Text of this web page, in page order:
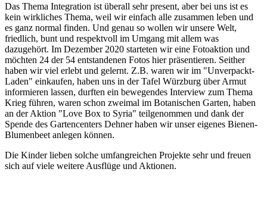
Das Thema Integration ist überall sehr present, aber bei uns ist es
kein wirkliches Thema, weil wir einfach alle zusammen leben und
es ganz normal finden. Und genau so wollen wir unsere Welt,
friedlich, bunt und respektvoll im Umgang mit allem was
dazugehört. Im Dezember 2020 starteten wir eine Fotoaktion und
möchten 24 der 54 entstandenen Fotos hier präsentieren. Seither
haben wir viel erlebt und gelernt. Z.B. waren wir im "Unverpackt-
Laden" einkaufen, haben uns in der Tafel Würzburg über Armut
informieren lassen, durften ein bewegendes Interview zum Thema
Krieg führen, waren schon zweimal im Botanischen Garten, haben
an der Aktion "Love Box to Syria" teilgenommen und dank der
Spende des Gartencenters Dehner haben wir unser eigenes Bienen-
Blumenbeet anlegen können.
Die Kinder lieben solche umfangreichen Projekte sehr und freuen
sich auf viele weitere Ausflüge und Aktionen.